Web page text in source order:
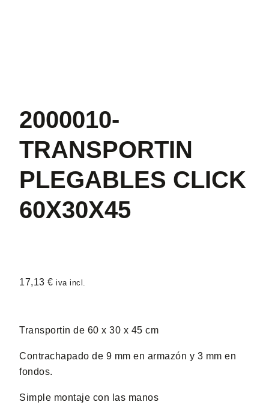
2000010-
TRANSPORTIN
PLEGABLES CLICK
60X30X45
17,13€ iva incl.
Transportin de 60 x 30 x 45 cm
Contrachapado de 9 mm en armazón y 3 mm en
fondos.
Simple montaje con las manos